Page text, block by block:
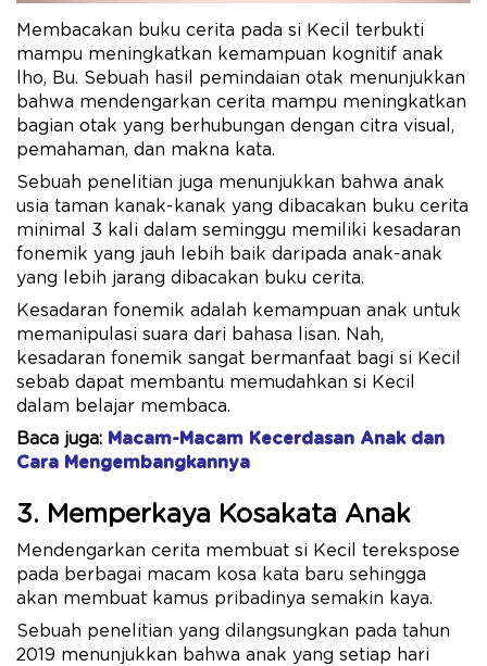
Membacakan buku cerita pada si Kecil terbukti
mampu meningkatkan kemampuan kognitif anak
lho, Bu. Sebuah hasil pemindaian otak menunjukkan
bahwa mendengarkan cerita mampu meningkatkan
bagian otak yang berhubungan dengan citra visual,
pemahaman, dan makna kata.
Sebuah penelitian juga menunjukkan bahwa anak
usia taman kanak-kanak yang dibacakan buku cerita
minimal 3 kali dalam seminggu memiliki kesadaran
fonemik yang jauh lebih baik daripada anak-anak
yang lebih jarang dibacakan buku cerita.
Kesadaran fonemik adalah kemampuan anak untuk
memanipulasi suara dari bahasa lisan. Nah,
kesadaran fonemik sangat bermanfaat bagi si Kecil
sebab dapat membantu memudahkan si Kecil
dalam belajar membaca.
Baca juga: Macam-Macam Kecerdasan Anak dan
Cara Mengembangkannya
3. Memperkaya Kosakata Anak
Mendengarkan cerita membuat si Kecil terekspose
pada berbagai macam kosa kata baru sehingga
akan membuat kamus pribadinya semakin kaya.
Sebuah penelitian yang dilangsungkan pada tahun
2019 menunjukkan bahwa anak yang setiap hari